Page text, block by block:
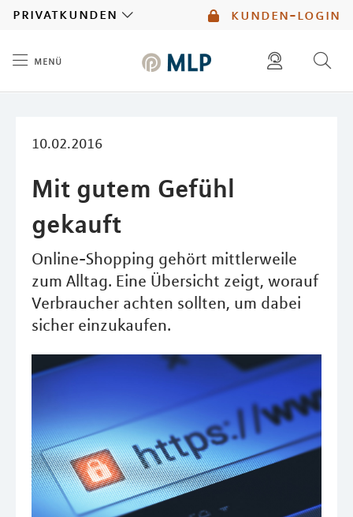
kunden-login
privatkunden
menü
10.02.2016
Mit gutem Gefühl
gekauft
Online-Shopping gehört mittlerweile
zum Alltag. Eine Übersicht zeigt, worauf
Verbraucher achten sollten, um dabei
sicher einzukaufen.